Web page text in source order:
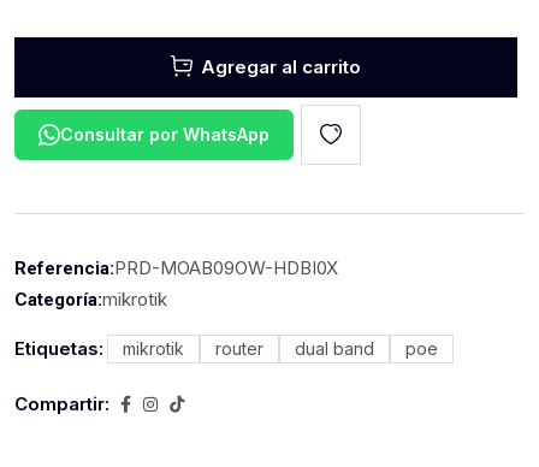
Agregar al carrito
Consultar por WhatsApp
Referencia:PRD-MOAB09OW-HDBI0X
Categoría:mikrotik
Etiquetas: mikrotik router dual band poe
Compartir: